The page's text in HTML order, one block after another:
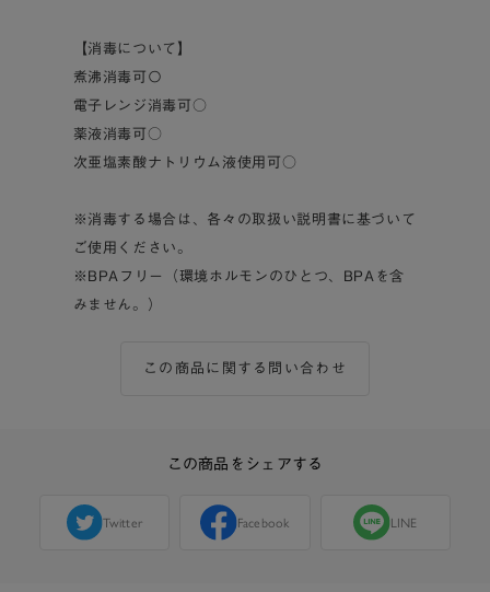
【消毒について】
煮沸消毒可〇
電子レンジ消毒可○
薬液消毒可○
次亜塩素酸ナトリウム液使用可○
※消毒する場合は、各々の取扱い説明書に基づいて
ご使用ください。
※BPAフリー（環境ホルモンのひとつ、BPAを含
みません。）
この商品に関する問い合わせ
この商品をシェアする
Twitter Facebook LINE